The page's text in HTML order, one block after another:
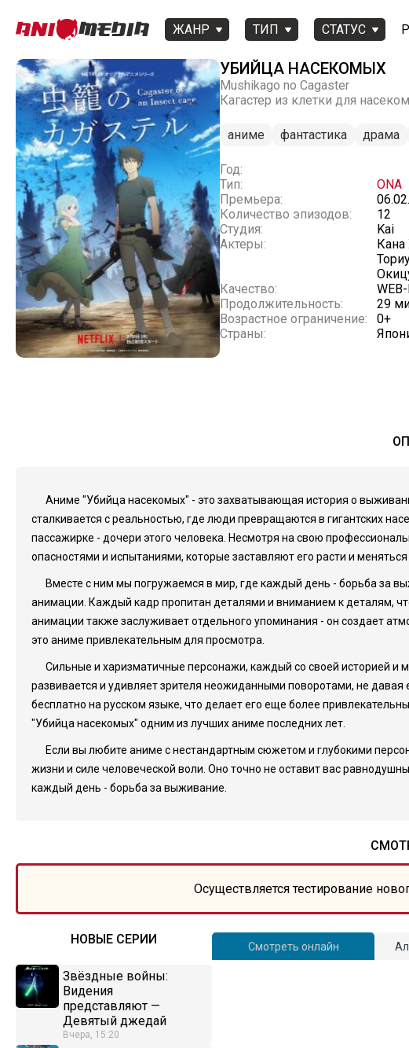
ЖАНР ТИП СТАТУС
УБИЙЦА НАСЕКОМЫХ
Mushikago no Cagaster
Кагастер из клетки для
аниме фантастика драма
Год:
Тип:
ONA
Премьера:
Количество эпизодов:
12
Студия:
Kai
Актеры:
Кана
Качество:
Продолжительность:
29
Возрастное ограничение:
0+
Страны:
Аниме "Убийца насекомых" - это захватывающая история о
сталкивается с реальностью, где люди превращаются в гигантских
пассажирке - дочери этого человека. Несмотря на свою
опасностями и испытаниями, которые заставляют его расти и меняться
Вместе с ним мы погружаемся в мир, где каждый день - борьба за
анимации. Каждый кадр пропитан деталями и вниманием к деталям,
анимации также заслуживает отдельного упоминания - он создает
это аниме привлекательным для просмотра.
Сильные и харизматичные персонажи, каждый со своей историей и
развивается и удивляет зрителя неожиданными поворотами, не
бесплатно на русском языке, что делает его еще более
"Убийца насекомых" одним из лучших аниме последних лет.
Если вы любите аниме с нестандартным сюжетом и глубокими
жизни и силе человеческой воли. Оно точно не оставит вас
каждый день - борьба за выживание.
Осуществляется тестирование
НОВЫЕ СЕРИИ
Звёздные войны:
Видения
представляют —
Девятый джедай
Вчера, 15:20
Смотреть онлайн